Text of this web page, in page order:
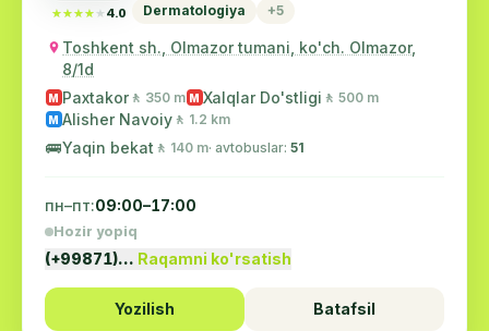
★★★★★
★★★★★ 4.0
Dermatologiya
+5
Toshkent sh., Olmazor tumani, ko'ch. Olmazor,
8/1d
M Paxtakor 🚶 350 m M Xalqlar Do'stligi 🚶 500 m
M Alisher Navoiy 🚶 1.2 km
🚌Yaqin bekat 🚶 140 m· avtobuslar: 51
пн–пт:09:00–17:00
Hozir yopiq
(+99871)… Raqamni ko'rsatish
Yozilish Batafsil